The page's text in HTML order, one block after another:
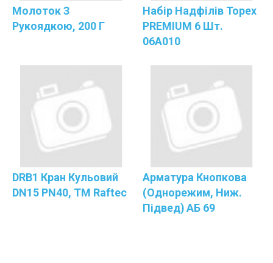
Молоток З
Рукоядкою, 200 Г
Набір Надфілів Topex
PREMIUM 6 Шт.
06A010
DRB1 Кран Кульовий
DN15 PN40, ТМ Raftec
Арматура Кнопкова
(однорежим, Ниж.
Підвед) АБ 69